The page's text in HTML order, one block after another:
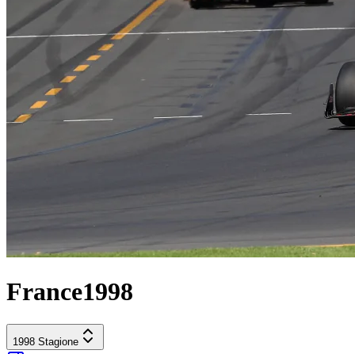
France1998
1998 Stagione